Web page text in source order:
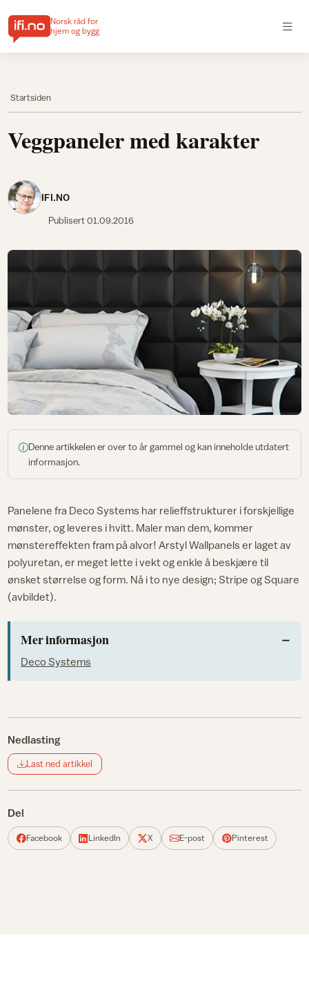
Norsk råd for
hjem og bygg
Startsiden
Veggpaneler med karakter
IFI.NO
Publisert01.09.2016
Denne artikkelen er over to år gammel og kan inneholde utdatert
informasjon.
Panelene fra Deco Systems har relieffstrukturer i forskjellige
mønster, og leveres i hvitt. Maler man dem, kommer
mønstereffekten fram på alvor! Arstyl Wallpanels er laget av
polyuretan, er meget lette i vekt og enkle å beskjære til
ønsket størrelse og form. Nå i to nye design; Stripe og Square
(avbildet).
Mer informasjon
Deco Systems
Nedlasting
Last ned artikkel
Del
Facebook LinkedIn X E-post Pinterest